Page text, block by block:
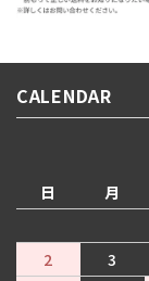
CALENDAR
日 月
2
3